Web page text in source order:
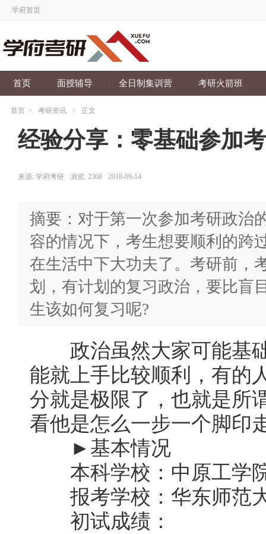
学府首页
首页 面授辅导 全日制集训营 考研火箭班
首页 > 考研资讯 > 正文
经验分享：零基础参加
来源: 学府考研 浏览: 2308 2018-09-14
摘要：对于第一次参加考研政治
容的情况下，考生想要顺利的跨
在生活中下大功夫了。考研前，
划，有计划的复习政治，要比盲
生该如何复习呢?
政治虽然大家可能基础
能就上手比较顺利，有的
分就是极限了，也就是所
看他是怎么一步一个脚印
►基本情况
本科学校：中原工学
报考学校：华东师范
初试成绩：